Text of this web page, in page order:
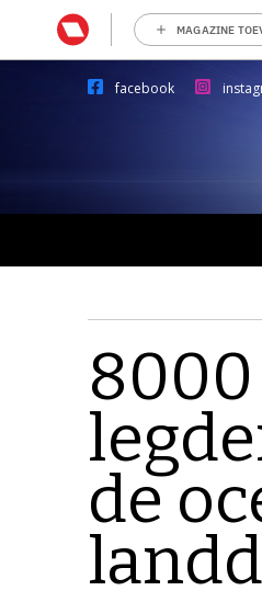
MAGAZINE
facebook
de